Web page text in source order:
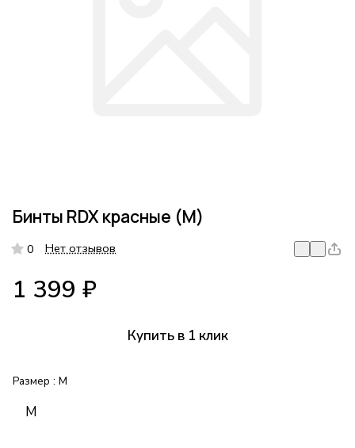
Бинты RDX красные (М)
0 Нет отзывов
1 399 ₽
Купить в 1 клик
Размер : M
M